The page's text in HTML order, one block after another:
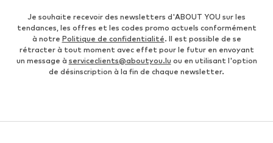
Je souhaite recevoir des newsletters d'ABOUT YOU sur les
tendances, les offres et les codes promo actuels conformément
à notre Politique de confidentialité. Il est possible de se
rétracter à tout moment avec effet pour le futur en envoyant
un message à serviceclients@aboutyou.lu ou en utilisant l'option
de désinscription à la fin de chaque newsletter.